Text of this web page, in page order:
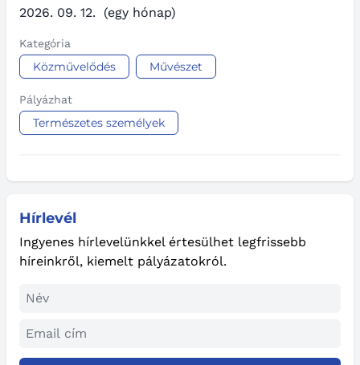
Hírlevél
Ingyenes hírlevelünkkel értesülhet legfrissebb
híreinkről, kiemelt pályázatokról.
2026. 09. 12. (egy hónap)
Kategória
Közművelődés Művészet
Pályázhat
Természetes személyek